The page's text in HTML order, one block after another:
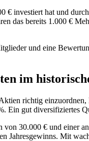
€ investiert hat und
das bereits 1.000 €
und eine
im
richtig
Ein gut diversifiziertes
von 30.000 € und einer
Jahresgewinns. Mit